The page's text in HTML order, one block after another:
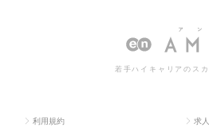
職 求人
若手ハイキャリアのス
利用規約 求